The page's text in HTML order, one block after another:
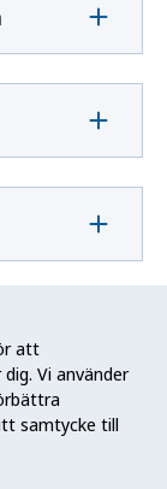
att
Vi använder
samtycke till